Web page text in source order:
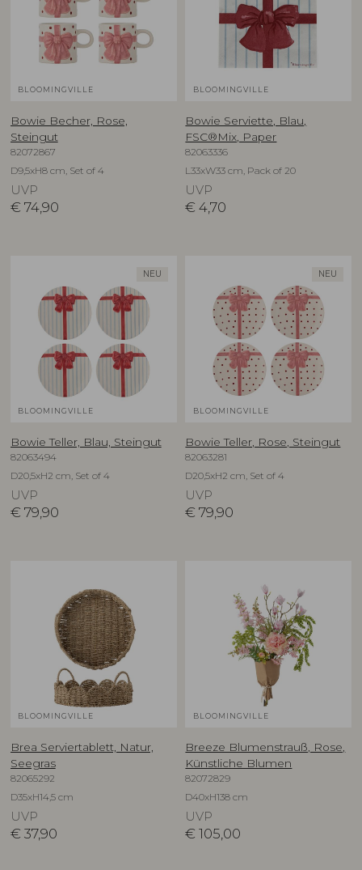
BLOOMINGVILLE
Bowie Becher, Rose,
Steingut
82072867
D9,5xH8 cm, Set of 4
UVP
€ 74,90
BLOOMINGVILLE
Bowie Serviette, Blau,
FSC®Mix, Paper
82063336
L33xW33 cm, Pack of 20
UVP
€ 4,70
NEU
BLOOMINGVILLE
Bowie Teller, Blau, Steingut
82063494
D20,5xH2 cm, Set of 4
UVP
€ 79,90
NEU
BLOOMINGVILLE
Bowie Teller, Rose, Steingut
82063281
D20,5xH2 cm, Set of 4
UVP
€ 79,90
BLOOMINGVILLE
Brea Serviertablett, Natur,
Seegras
82065292
D35xH14,5 cm
UVP
€ 37,90
BLOOMINGVILLE
Breeze Blumenstrauß, Rose,
Künstliche Blumen
82072829
D40xH138 cm
UVP
€ 105,00